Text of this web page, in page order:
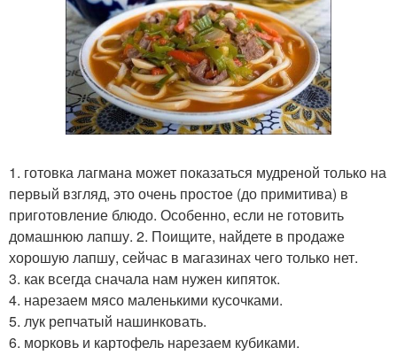
1. готовка лагмана может показаться мудреной только на
первый взгляд, это очень простое (до примитива) в
приготовление блюдо. Особенно, если не готовить
домашнюю лапшу. 2. Поищите, найдете в продаже
хорошую лапшу, сейчас в магазинах чего только нет.
3. как всегда сначала нам нужен кипяток.
4. нарезаем мясо маленькими кусочками.
5. лук репчатый нашинковать.
6. морковь и картофель нарезаем кубиками.